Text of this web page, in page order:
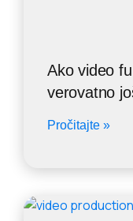
Ako video
verovatno
Pročitajte »